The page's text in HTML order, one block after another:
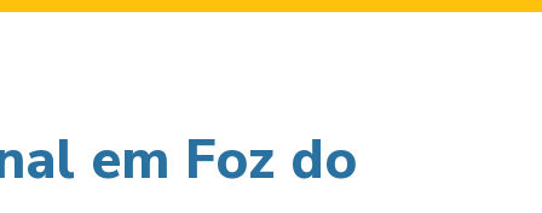
em Foz do